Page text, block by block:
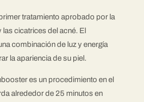
tratamiento aprobado por la
las cicatrices del acné. El
combinación de luz y energía
la apariencia de su piel.
es un procedimiento en el
alrededor de 25 minutos en